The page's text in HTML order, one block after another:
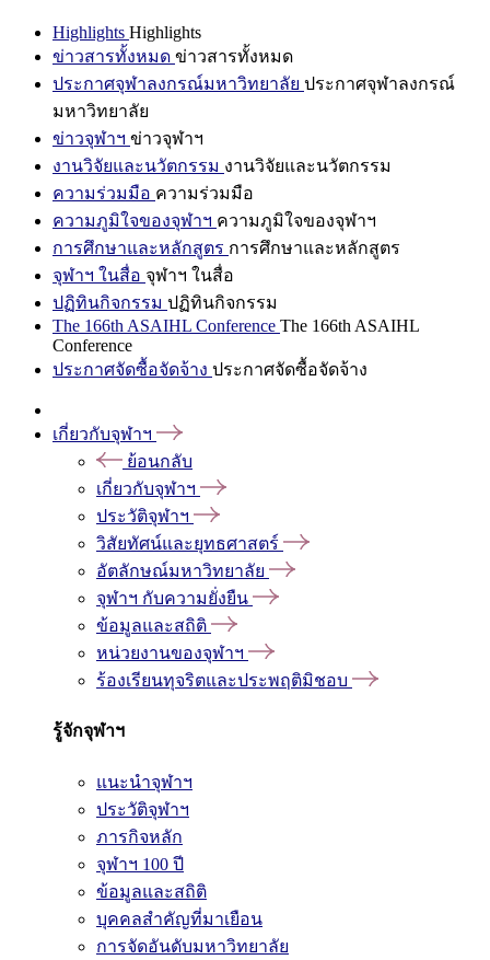
Highlights Highlights
ข่าวสารทั้งหมด ข่าวสารทั้งหมด
ประกาศจุฬาลงกรณ์มหาวิทยาลัย ประกาศจุฬาลงกรณ์
มหาวิทยาลัย
ข่าวจุฬาฯ ข่าวจุฬาฯ
งานวิจัยและนวัตกรรม งานวิจัยและนวัตกรรม
ความร่วมมือ ความร่วมมือ
ความภูมิใจของจุฬาฯ ความภูมิใจของจุฬาฯ
การศึกษาและหลักสูตร การศึกษาและหลักสูตร
จุฬาฯ ในสื่อ จุฬาฯ ในสื่อ
ปฏิทินกิจกรรม ปฏิทินกิจกรรม
The 166th ASAIHL Conference The 166th ASAIHL
Conference
ประกาศจัดซื้อจัดจ้าง ประกาศจัดซื้อจัดจ้าง
เกี่ยวกับจุฬาฯ
ย้อนกลับ
เกี่ยวกับจุฬาฯ
ประวัติจุฬาฯ
วิสัยทัศน์และยุทธศาสตร์
อัตลักษณ์มหาวิทยาลัย
จุฬาฯ กับความยั่งยืน
ข้อมูลและสถิติ
หน่วยงานของจุฬาฯ
ร้องเรียนทุจริตและประพฤติมิชอบ
รู้จักจุฬาฯ
แนะนำจุฬาฯ
ประวัติจุฬาฯ
ภารกิจหลัก
จุฬาฯ 100 ปี
ข้อมูลและสถิติ
บุคคลสำคัญที่มาเยือน
การจัดอันดับมหาวิทยาลัย